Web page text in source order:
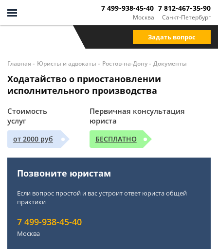
Москва
7 499-938-45-40
Санкт-Петербург
7 812-467-35-90
Задать вопрос
Главная - Юристы и адвокаты - Ростов-на-Дону- Документы
Ходатайство о приостановлении
исполнительного производства
Стоимость
услуг
от 2000 руб
Первичная консультация
юриста
БЕСПЛАТНО
Позвоните юристам
Если вопрос простой и вас устроит ответ юриста общей
практики
7 499-938-45-40
Москва